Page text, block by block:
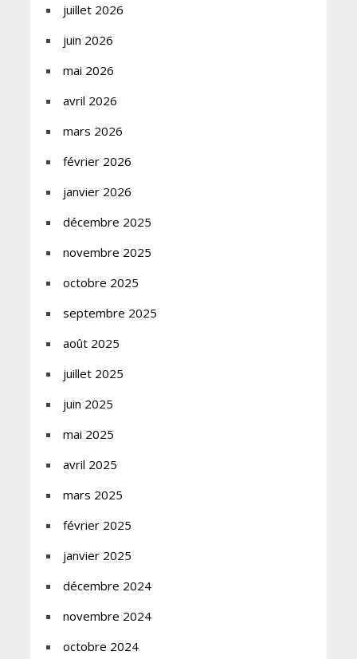
juillet 2026
juin 2026
mai 2026
avril 2026
mars 2026
février 2026
janvier 2026
décembre 2025
novembre 2025
octobre 2025
septembre 2025
août 2025
juillet 2025
juin 2025
mai 2025
avril 2025
mars 2025
février 2025
janvier 2025
décembre 2024
novembre 2024
octobre 2024